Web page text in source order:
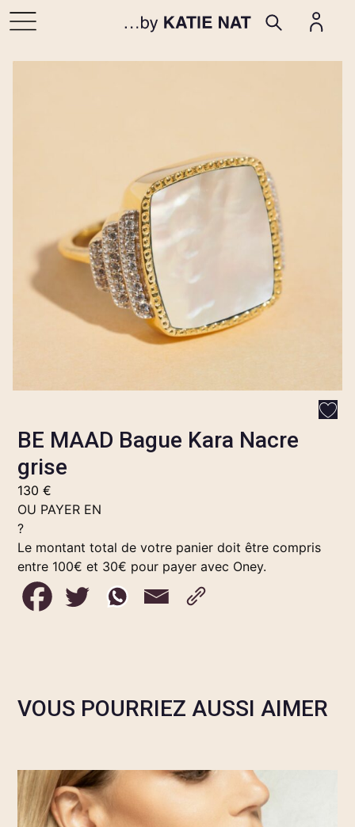
BE MAAD Bague Kara Nacre
grise
130€
OU PAYER EN
?
Le montant total de votre panier doit être compris
entre 100€ et 30€ pour payer avec Oney.
VOUS POURRIEZ AUSSI AIMER